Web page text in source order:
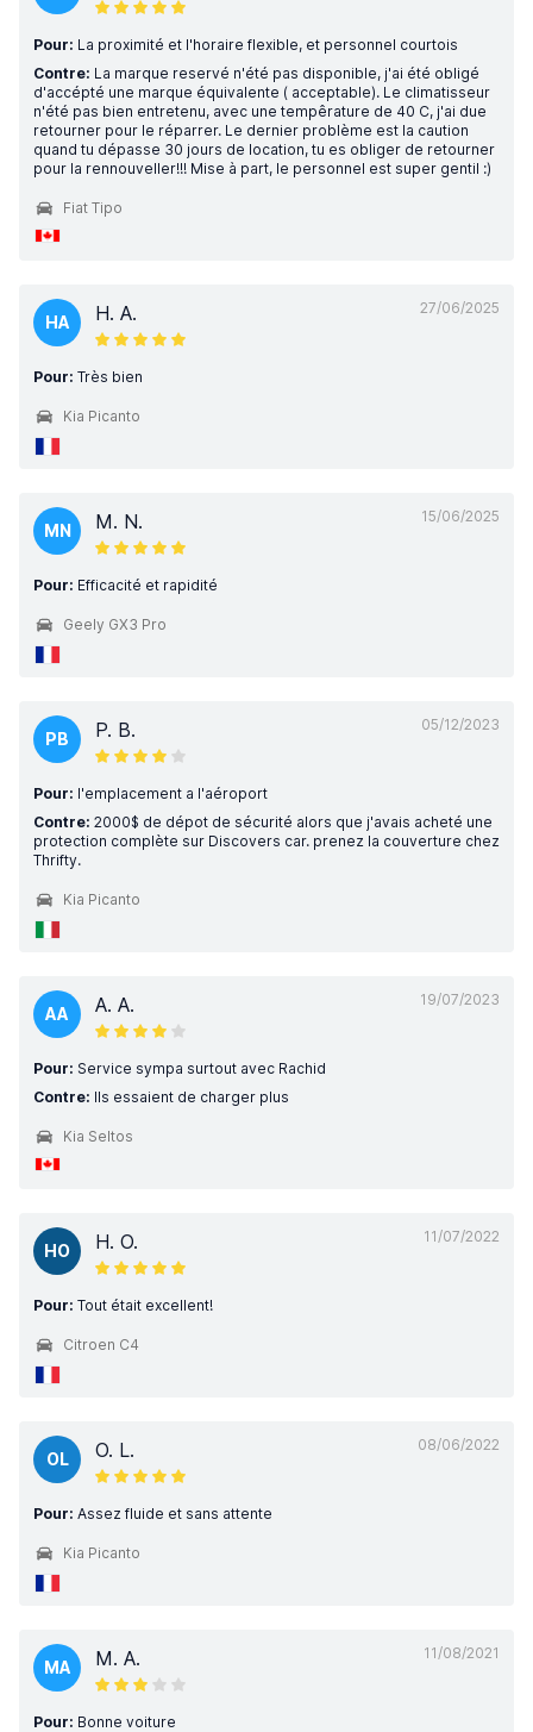
Pour: La proximité et l'horaire flexible, et personnel courtois
Contre: La marque reservé n'été pas disponible, j'ai été obligé
d'accépté une marque équivalente ( acceptable). Le climatisseur
n'été pas bien entretenu, avec une tempêrature de 40 C, j'ai due
retourner pour le réparrer. Le dernier problème est la caution
quand tu dépasse 30 jours de location, tu es obliger de retourner
pour la rennouveller!!! Mise à part, le personnel est super gentil :)
Fiat Tipo
27/06/2025
HA H. A.
Pour: Très bien
Kia Picanto
15/06/2025
MN M. N.
Pour: Efficacité et rapidité
Geely GX3 Pro
05/12/2023
PB P. B.
Pour: l'emplacement a l'aéroport
Contre: 2000$ de dépot de sécurité alors que j'avais acheté une
protection complète sur Discovers car. prenez la couverture chez
Thrifty.
Kia Picanto
19/07/2023
AA A. A.
Pour: Service sympa surtout avec Rachid
Contre: Ils essaient de charger plus
Kia Seltos
11/07/2022
HO H. O.
Pour: Tout était excellent!
Citroen C4
08/06/2022
OL O. L.
Pour: Assez fluide et sans attente
Kia Picanto
11/08/2021
MA M. A.
Pour: Bonne voiture